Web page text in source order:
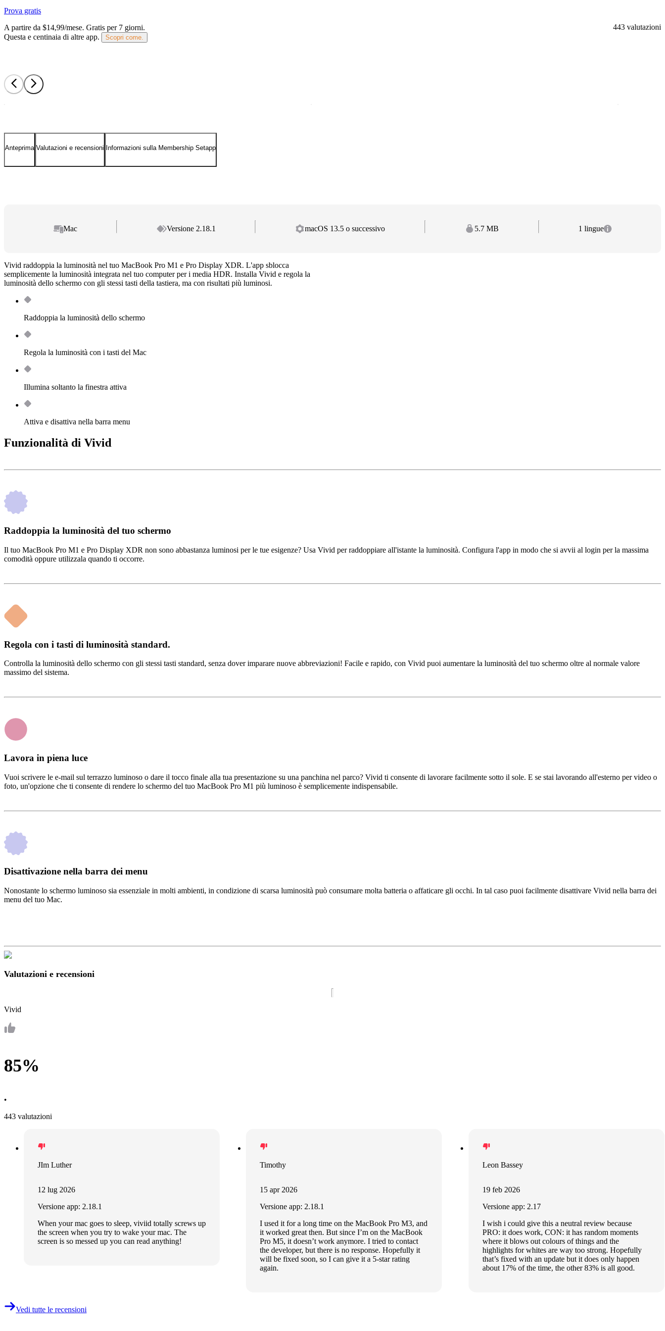
443 valutazioni
Prova gratis
A partire da $14,99/mese. Gratis per 7 giorni.
Questa e centinaia di altre app.
Scopri come.
Anteprima Valutazioni e recensioni Informazioni sulla Membership Setapp
Mac Versione 2.18.1 macOS 13.5 o successivo 5.7 MB 1 lingue
Vivid raddoppia la luminosità nel tuo MacBook Pro M1 e Pro Display XDR. L'app sblocca
semplicemente la luminosità integrata nel tuo computer per i media HDR. Installa Vivid e regola la
luminosità dello schermo con gli stessi tasti della tastiera, ma con risultati più luminosi.
Raddoppia la luminosità dello schermo
Regola la luminosità con i tasti del Mac
Illumina soltanto la finestra attiva
Attiva e disattiva nella barra menu
Funzionalità di Vivid
Raddoppia la luminosità del tuo schermo
Il tuo MacBook Pro M1 e Pro Display XDR non sono abbastanza luminosi per le tue esigenze? Usa Vivid per raddoppiare all'istante la luminosità. Configura l'app in modo che si avvii al login per la massima
comodità oppure utilizzala quando ti occorre.
Regola con i tasti di luminosità standard.
Controlla la luminosità dello schermo con gli stessi tasti standard, senza dover imparare nuove abbreviazioni! Facile e rapido, con Vivid puoi aumentare la luminosità del tuo schermo oltre al normale valore
massimo del sistema.
Lavora in piena luce
Vuoi scrivere le e-mail sul terrazzo luminoso o dare il tocco finale alla tua presentazione su una panchina nel parco? Vivid ti consente di lavorare facilmente sotto il sole. E se stai lavorando all'esterno per video o
foto, un'opzione che ti consente di rendere lo schermo del tuo MacBook Pro M1 più luminoso è semplicemente indispensabile.
Disattivazione nella barra dei menu
Nonostante lo schermo luminoso sia essenziale in molti ambienti, in condizione di scarsa luminosità può consumare molta batteria o affaticare gli occhi. In tal caso puoi facilmente disattivare Vivid nella barra dei
menu del tuo Mac.
Valutazioni e recensioni
Vivid
85%
•
443 valutazioni
JIm Luther
12 lug 2026
Versione app: 2.18.1
When your mac goes to sleep, viviid totally screws up
the screen when you try to wake your mac. The
screen is so messed up you can read anything!
Timothy
15 apr 2026
Versione app: 2.18.1
I used it for a long time on the MacBook Pro M3, and
it worked great then. But since I’m on the MacBook
Pro M5, it doesn’t work anymore. I tried to contact
the developer, but there is no response. Hopefully it
will be fixed soon, so I can give it a 5-star rating
again.
Leon Bassey
19 feb 2026
Versione app: 2.17
I wish i could give this a neutral review because
PRO: it does work, CON: it has random moments
where it blows out colours of things and the
highlights for whites are way too strong. Hopefully
that’s fixed with an update but it does only happen
about 17% of the time, the other 83% is all good.
Vedi tutte le recensioni